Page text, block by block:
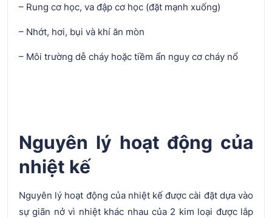
– Rung cơ học, va đập cơ học (đặt mạnh xuống)
– Nhớt, hơi, bụi và khí ăn mòn
– Môi trường dễ cháy hoặc tiềm ẩn nguy cơ cháy nổ
Nguyên lý hoạt động của
nhiệt kế
Nguyên lý hoạt động của nhiệt kế được cài đặt dựa vào
sự giãn nở vì nhiệt khác nhau của 2 kim loại được lắp